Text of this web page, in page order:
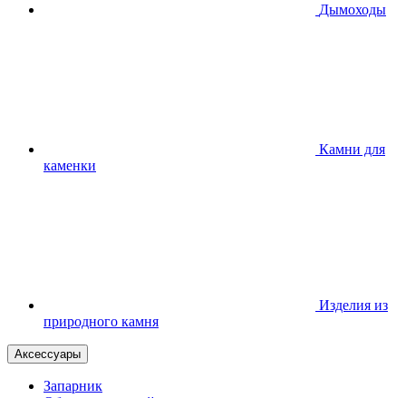
Дымоходы
Камни для
каменки
Изделия из
природного камня
Аксессуары
Запарник